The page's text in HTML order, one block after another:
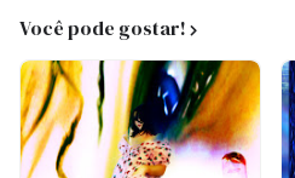
Você pode gostar!